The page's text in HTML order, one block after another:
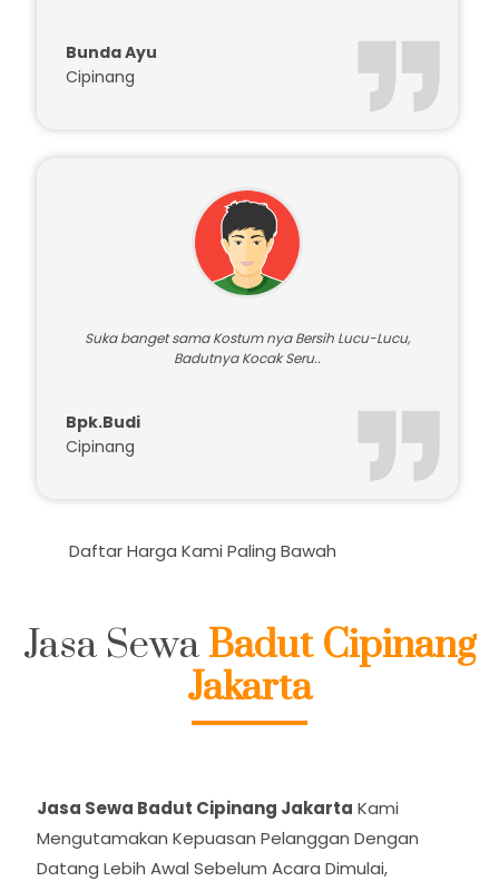
Bunda Ayu
Cipinang
Suka banget sama Kostum nya Bersih Lucu-Lucu,
Badutnya Kocak Seru..
Bpk.Budi
Cipinang
Kami Paling Bawah
Jasa Sewa Badut Cipinang
Jakarta
Jasa Sewa Badut Cipinang Jakarta Kami
Mengutamakan Kepuasan Pelanggan Dengan
Datang Lebih Awal Sebelum Acara Dimulai,